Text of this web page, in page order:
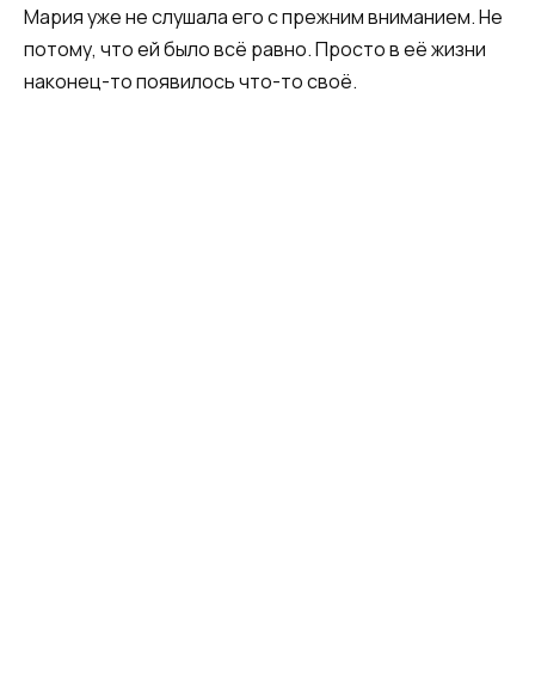
Мария уже не слушала его с прежним вниманием. Не
потому, что ей было всё равно. Просто в её жизни
наконец-то появилось что-то своё.